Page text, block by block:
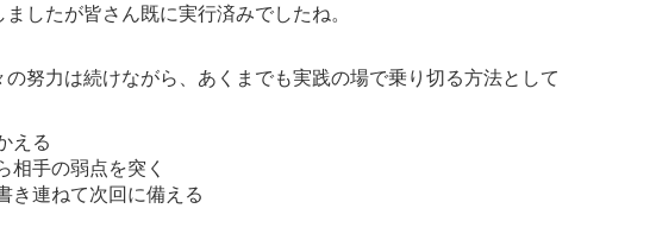
したが皆さん既に実行済みでしたね。
努力は続けながら、あくまでも実践の場で乗り切る方法として
える
相手の弱点を突く
き連ねて次回に備える